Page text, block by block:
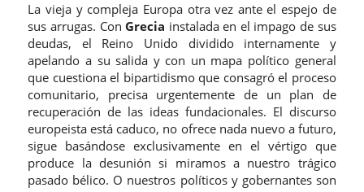
La vieja y compleja Europa otra vez ante el espejo de
sus arrugas. ConGrecia instalada en el impago de sus
deudas, el Reino Unido dividido internamente y
apelando a su salida y con un mapa político general
que cuestiona el bipartidismo que consagró el proceso
comunitario, precisa urgentemente de un plan de
recuperación de las ideas fundacionales. El discurso
europeista está caduco, no ofrece nada nuevo a futuro,
sigue basándose exclusivamente en el vértigo que
produce la desunión si miramos a nuestro trágico
pasado bélico. O nuestros políticos y gobernantes son